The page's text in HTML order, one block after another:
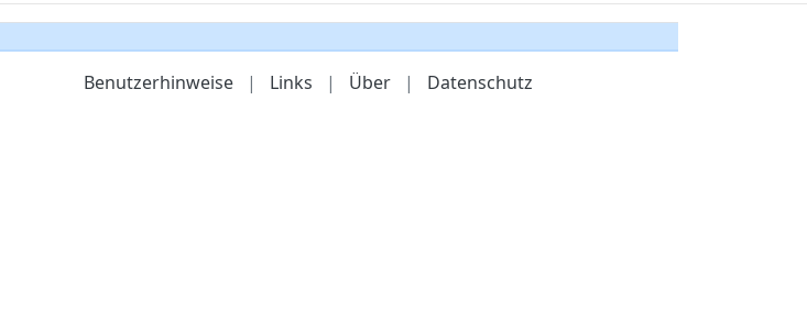
Benutzerhinweise | Links | Über | Datenschutz